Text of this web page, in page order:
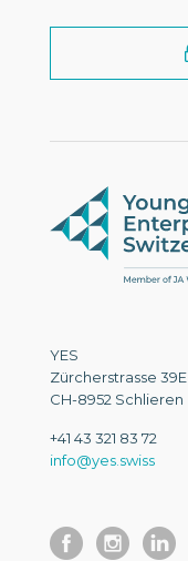
YES
Zürcherstrasse 39E
CH-8952 Schlieren
+41 43 321 83 72
info@yes.swiss